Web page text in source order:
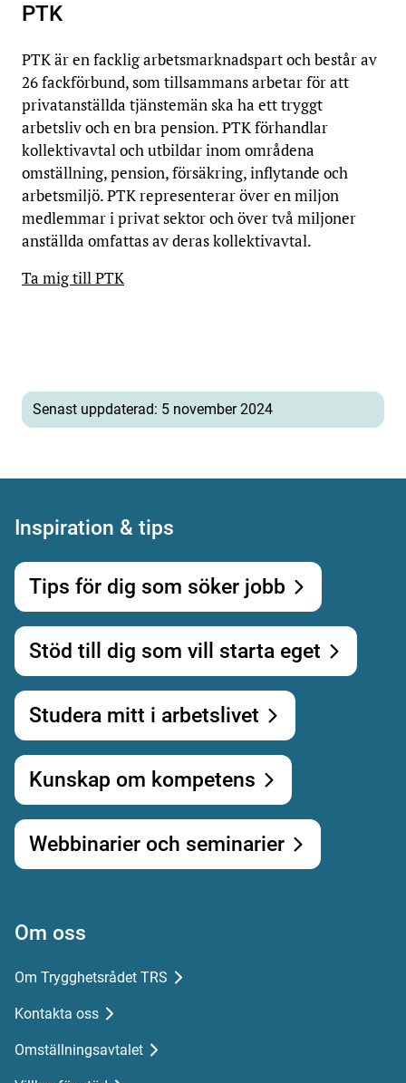
PTK
PTK är en facklig arbetsmarknadspart och består av
26 fackförbund, som tillsammans arbetar för att
privatanställda tjänstemän ska ha ett tryggt
arbetsliv och en bra pension. PTK förhandlar
kollektivavtal och utbildar inom områdena
omställning, pension, försäkring, inflytande och
arbetsmiljö. PTK representerar över en miljon
medlemmar i privat sektor och över två miljoner
anställda omfattas av deras kollektivavtal. ​
Ta mig till PTK
Senast uppdaterad: 5 november 2024
Inspiration & tips
Tips för dig som söker jobb
Stöd till dig som vill starta eget
Studera mitt i arbetslivet
Kunskap om kompetens
Webbinarier och seminarier
Om oss
Om Trygghetsrådet TRS
Kontakta oss
Omställningsavtalet